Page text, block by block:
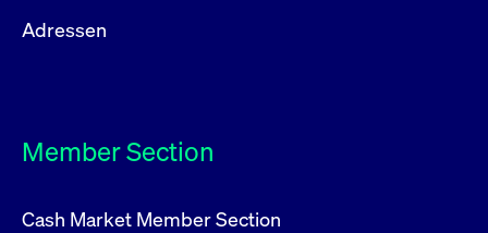
Adressen
Member Section
Cash Market Member Section